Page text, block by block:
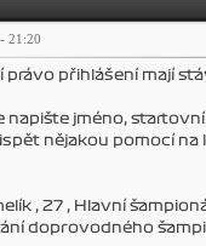
21:20
právo přihlášení mají
napište jméno,
nějakou pomocí na
, 27 , Hlavní
doprovodného